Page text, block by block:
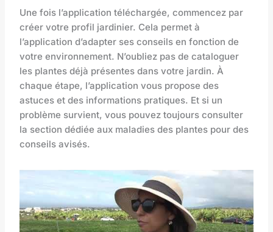
Une fois l’application téléchargée, commencez par
créer votre profil jardinier. Cela permet à
l’application d’adapter ses conseils en fonction de
votre environnement. N’oubliez pas de cataloguer
les plantes déjà présentes dans votre jardin. À
chaque étape, l’application vous propose des
astuces et des informations pratiques. Et si un
problème survient, vous pouvez toujours consulter
la section dédiée aux maladies des plantes pour des
conseils avisés.